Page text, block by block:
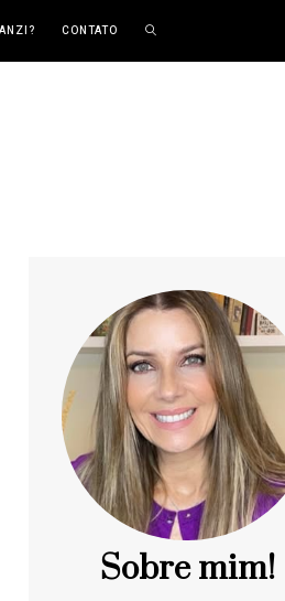
CONTATO
Sobre mim!